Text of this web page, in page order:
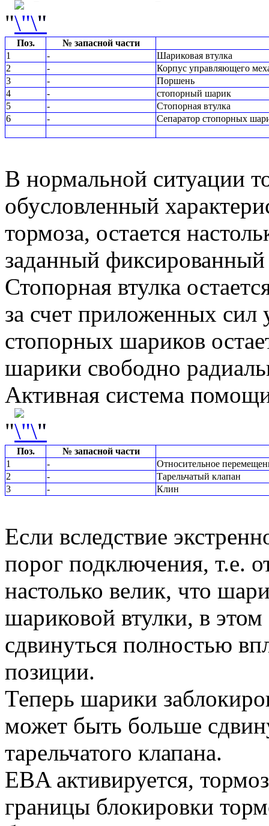
"
"
Поз.
№ запасной части
1
-
Шариковая втулка
2
-
Корпус управляющего
3
-
Поршень
4
-
стопорный шарик
5
-
Стопорная втулка
6
- Сепаратор стопорных
В нормальной ситуации
обусловленный
тормоза, остается
заданный
Стопорная втулка
за счет приложенных сил
стопорных шариков
шарики свободно
Активная система
"
"
Поз.
№ запасной части
1
-
Относительное
2
-
Тарельчатый клапан
3
- Клин
Если вследствие
порог подключения, т.е.
настолько велик, что
шариковой втулки, в этом
сдвинуться полностью
позиции.
Теперь шарики
может быть больше
тарельчатого клапана.
EBA активируется,
границы блокировки